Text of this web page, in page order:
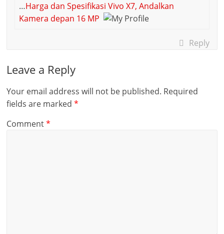
…Harga dan Spesifikasi Vivo X7, Andalkan
Kamera depan 16 MP
Reply
Leave a Reply
Your email address will not be published. Required
fields are marked*
Comment*